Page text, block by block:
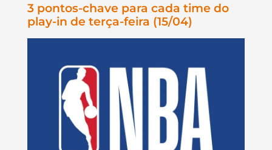
3 pontos-chave para cada time do
play-in de terça-feira (15/04)